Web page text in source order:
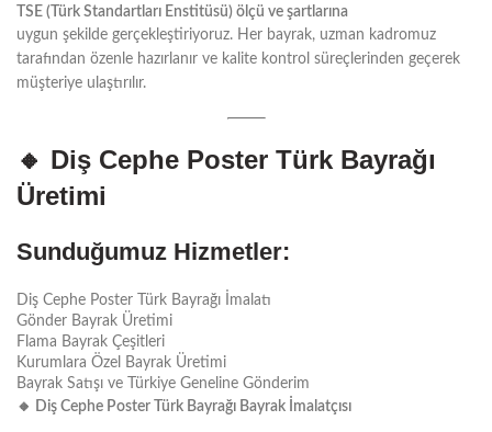
TSE (Türk Standartları Enstitüsü) ölçü ve şartlarına
uygun şekilde gerçekleştiriyoruz. Her bayrak, uzman kadromuz
tarafından özenle hazırlanır ve kalite kontrol süreçlerinden geçerek
müşteriye ulaştırılır.
🔸 Diş Cephe Poster Türk Bayrağı
Üretimi
Sunduğumuz Hizmetler:
Diş Cephe Poster Türk Bayrağı İmalatı
Gönder Bayrak Üretimi
Flama Bayrak Çeşitleri
Kurumlara Özel Bayrak Üretimi
Bayrak Satışı ve Türkiye Geneline Gönderim
🔸
Diş Cephe Poster Türk Bayrağı Bayrak İmalatçısı